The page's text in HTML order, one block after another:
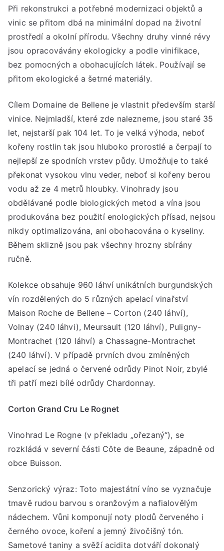
Při rekonstrukci a potřebné modernizaci objektů a
vinic se přitom dbá na minimální dopad na životní
prostředí a okolní přírodu. Všechny druhy vinné révy
jsou opracovávány ekologicky a podle vinifikace,
bez pomocných a obohacujících látek. Používají se
přitom ekologické a šetrné materiály.
Cílem Domaine de Bellene je vlastnit především starší
vinice. Nejmladší, které zde nalezneme, jsou staré 35
let, nejstarší pak 104 let. To je velká výhoda, neboť
kořeny rostlin tak jsou hluboko prorostlé a čerpají to
nejlepší ze spodních vrstev půdy. Umožňuje to také
překonat vysokou vlnu veder, neboť si kořeny berou
vodu až ze 4 metrů hloubky. Vinohrady jsou
obdělávané podle biologických metod a vína jsou
produkována bez použití enologických přísad, nejsou
nikdy optimalizována, ani obohacována o kyseliny.
Během sklizně jsou pak všechny hrozny sbírány
ručně.
Kolekce obsahuje 960 láhví unikátních burgundských
vín rozdělených do 5 různých apelací vinařství
Maison Roche de Bellene –⁠ Corton (240 láhví),
Volnay (240 láhvi), Meursault (120 láhví), Puligny-
Montrachet (120 láhví) a Chassagne-Montrachet
(240 láhví). V případě prvních dvou zmíněných
apelací se jedná o červené odrůdy Pinot Noir, zbylé
tři patří mezi bílé odrůdy Chardonnay.
Corton Grand Cru Le Rognet
Vinohrad Le Rogne (v překladu „ořezaný“), se
rozkládá v severní části Côte de Beaune, západně od
obce Buisson.
Senzorický výraz: Toto majestátní víno se vyznačuje
tmavě rudou barvou s oranžovým a nafialovělým
nádechem. Vůni komponují noty plodů červeného i
černého ovoce, koření a jemný živočišný tón.
Sametové taniny a svěží acidita dotváří dokonalý